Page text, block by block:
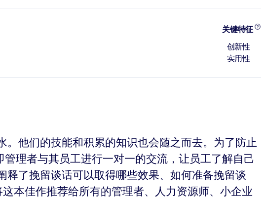
关键特征
创新性
实用性
他们的技能和积累的知识也会随之而去。为了防止
理者与其员工进行一对一的交流，让员工了解自己
了挽留谈话可以取得哪些效果、如何准备挽留谈
本佳作推荐给所有的管理者、人力资源师、小企业